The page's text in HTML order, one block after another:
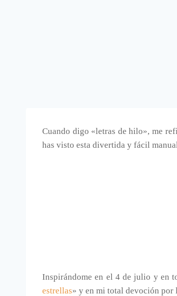
Cuando digo «letras de hilo», me
has visto esta divertida y fácil
Inspirándome en el 4 de julio y en
estrellas» y en mi total devoción por